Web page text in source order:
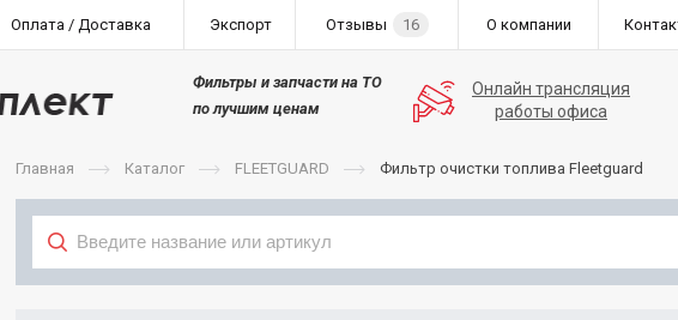
Оплата / Доставка Экспорт Отзывы 16 О компании
Фильтры и запчасти на ТО
по лучшим ценам
Онлайн трансляция
работы офиса
Главная Каталог FLEETGUARD Фильтр очистки топлива Fleetguard